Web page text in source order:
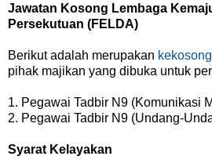
Jawatan Kosong Lembaga
Persekutuan (FELDA)
Berikut adalah merupakan
pihak majikan yang dibuka untuk
1. Pegawai Tadbir N9 (Komunikasi
2. Pegawai Tadbir N9 (Undang-
Syarat Kelayakan